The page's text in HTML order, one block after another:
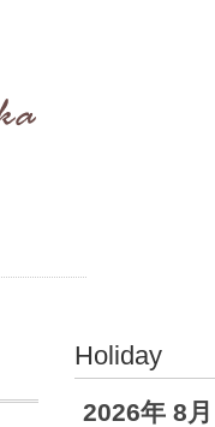
Holiday
2026年 8月